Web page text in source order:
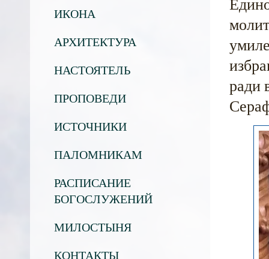
ИКОНА
АРХИТЕКТУРА
НАСТОЯТЕЛЬ
ПРОПОВЕДИ
ИСТОЧНИКИ
ПАЛОМНИКАМ
РАСПИСАНИЕ
БОГОСЛУЖЕНИЙ
МИЛОСТЫНЯ
КОНТАКТЫ
ради